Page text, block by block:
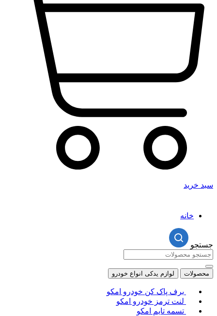
سبد خرید
خانه
جستجو
محصولات لوازم یدکی انواع خودرو
برف پاک کن خودرو امکو
لنت ترمز خودرو امکو
تسمه تایم امکو